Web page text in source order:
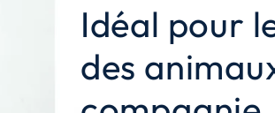
Idéal pour
des